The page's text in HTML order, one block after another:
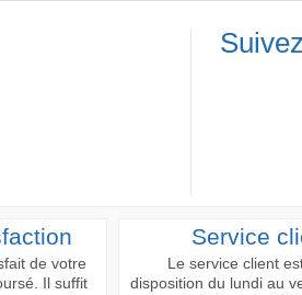
de votre
Il suffit
Service
Le service client
disposition du lundi au